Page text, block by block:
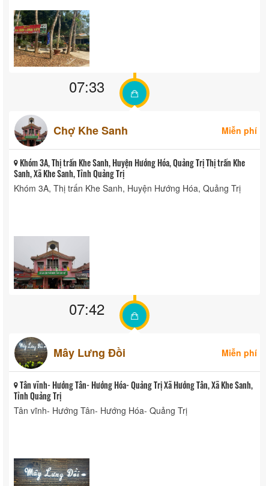
07:33
Chợ Khe Sanh Miễn phí
Khóm 3A, Thị trấn Khe Sanh, Huyện Hướng Hóa, Quảng Trị Thị trấn Khe
Sanh, Xã Khe Sanh, Tỉnh Quảng Trị
Khóm 3A, Thị trấn Khe Sanh, Huyện Hướng Hóa, Quảng Trị
07:42
Mây Lưng Đồi Miễn phí
Tân vĩnh- Hướng Tân- Hướng Hóa- Quảng Trị Xã Hướng Tân, Xã Khe Sanh,
Tỉnh Quảng Trị
Tân vĩnh- Hướng Tân- Hướng Hóa- Quảng Trị